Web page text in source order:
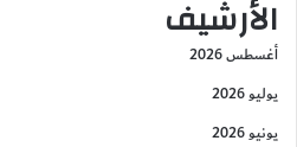
الأرشيف
أغسطس 2026
يوليو 2026
يونيو 2026